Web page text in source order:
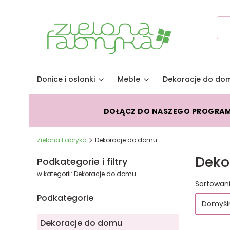
Donice i osłonki Meble Dekoracje do
DOŁĄCZ DO NASZEGO
Zielona Fabryka Dekoracje do domu
Podkategorie i filtry
w kategorii: Dekoracje do domu
Podkategorie
Dekoracje do domu
Lista